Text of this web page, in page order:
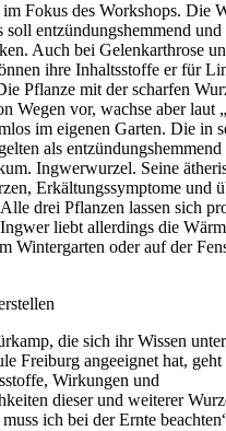
Fokus des Workshops. Die
entzündungshemmend und
Auch bei Gelenkarthrose
ihre Inhaltsstoffe er für
Pflanze mit der scharfen
Wegen vor, wachse aber laut
im eigenen Garten. Die in
als entzündungshemmend
Ingwerwurzel. Seine
Erkältungssymptome und
drei Pflanzen lassen sich
liebt allerdings die
Wintergarten oder auf der
die sich ihr Wissen
Freiburg angeeignet hat,
Wirkungen und
dieser und weiterer
ich bei der Ernte